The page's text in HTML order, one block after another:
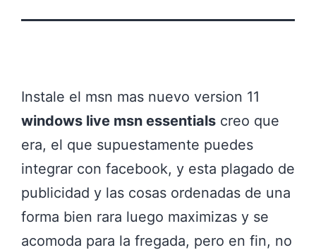
Instale el msn mas nuevo version 11
windows live msn essentials creo que
era, el que supuestamente puedes
integrar con facebook, y esta plagado de
publicidad y las cosas ordenadas de una
forma bien rara luego maximizas y se
acomoda para la fregada, pero en fin, no